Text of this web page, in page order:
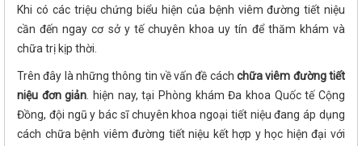
Khi có các triệu chứng biểu hiện của bệnh viêm đường tiết niệu
cần đến ngay cơ sở y tế chuyên khoa uy tín để thăm khám và
chữa trị kịp thời.
Trên đây là những thông tin về vấn đề cách chữa viêm đường tiết
niệu đơn giản. hiện nay, tại Phòng khám Đa khoa Quốc tế Cộng
Đồng, đội ngũ y bác sĩ chuyên khoa ngoại tiết niệu đang áp dụng
cách chữa bệnh viêm đường tiết niệu kết hợp y học hiện đại với